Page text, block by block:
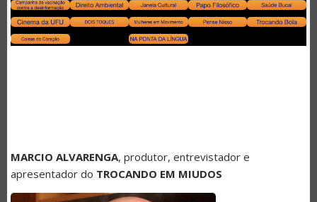
MARCIO ALVARENGA, produtor, entrevistador e
apresentador do TROCANDO EM MIUDOS